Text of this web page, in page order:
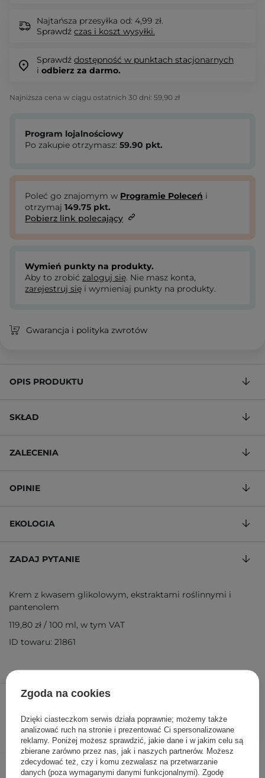
Najtańsza przesyłka od: 4,99 zł.
Sprawdź czas i koszt wysyłki.
Sprawdź dostępność w punktach stacjonarnych
i odbierz za darmo.
Najniższa cena w ciągu ostatnich 30 dni: 59,90 zł
59,90 zł 99,90 zł
DODAJ DO KOSZYKA
Program lojalnościowy
Po zakupie otrzymasz: 59.90 pkt.
Poleć go znajomym w Programie Poleceń i
otrzymaj 149.75 pkt.
Pobierz link polecający
Wymień punkty na produkty.
Aby to zrobić zaloguj się. Nie masz konta,
zarejestruj się i wymieniaj punkty na produkty.
Gwarancja i polityka zwrotów
OPIS PRODUKTU
SKŁAD
ZALECENIA
OPINIE
EKOLOGIA
ZADAJ PYTANIE
Krem z kwasem glikolowym, ekstraktami roślinnymi i
pantenolem
119,80 zł / 100 ml, w tym VAT
ID towaru: 21861
Inni klienci sprawdzali również
Zgoda na cookies
Dzięki ciasteczkom serwis działa poprawnie; możemy także
analizować ruch na stronie i prezentować Ci spersonalizowane
reklamy. Poniżej możesz sprawdzić, jakie dane i w jakim celu są
zbierane zarówno przez nas, jak i naszych partnerów. Możesz
zdecydować też, czy i komu zezwalasz na przetwarzanie
danych (poza wymaganymi danymi funkcjonalnymi). Zgodę